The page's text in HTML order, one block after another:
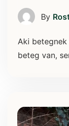
By
Aki
beteg van,